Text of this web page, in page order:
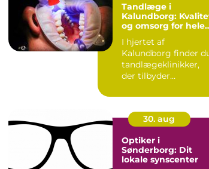
Tandlæge i
Kalundborg:
og omsorg for hele
I hjertet af
Kalundborg finder
tandlægeklinikker,
der tilbyder
tandpleje for b&...
30. aug
Optiker i
Sønderborg: Dit
lokale synscenter